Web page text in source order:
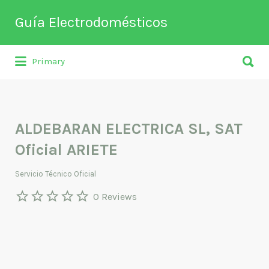
Guía Electrodomésticos
Directorio de empresas relacionadas
Buscar
por:
Primary
por:
ALDEBARAN ELECTRICA SL, SAT
Oficial ARIETE
Servicio Técnico Oficial
0 Reviews